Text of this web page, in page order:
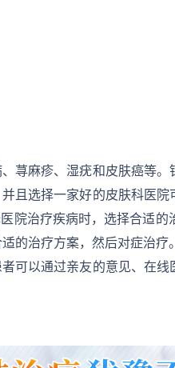
荨麻疹、湿疣和皮肤癌等
且选择一家好的皮肤科医
院治疗疾病时，选择合适
的治疗方案，然后对症治疗
可以通过亲友的意见、在